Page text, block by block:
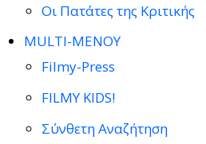
Οι Πατάτες της Κριτικής
MULTI-ΜΕΝΟΥ
Filmy-Press
FILMY KIDS!
Σύνθετη Αναζήτηση